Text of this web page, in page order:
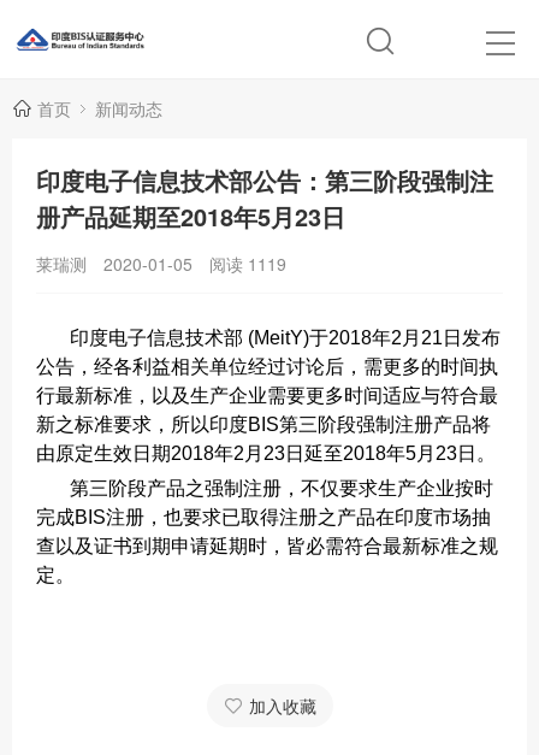
首页 新闻动态
印度电子信息技术部公告：第三阶段强制注
册产品延期至2018年5月23日
莱瑞测 2020-01-05 阅读 1119
印度电子信息技术部 (MeitY)于2018年2月21日发布
公告，经各利益相关单位经过讨论后，需更多的时间执
行最新标准，以及生产企业需要更多时间适应与符合最
新之标准要求，所以印度BIS第三阶段强制注册产品将
由原定生效日期2018年2月23日延至2018年5月23日。
第三阶段产品之强制注册，不仅要求生产企业按时
完成BIS注册，也要求已取得注册之产品在印度市场抽
查以及证书到期申请延期时，皆必需符合最新标准之规
定。
加入收藏